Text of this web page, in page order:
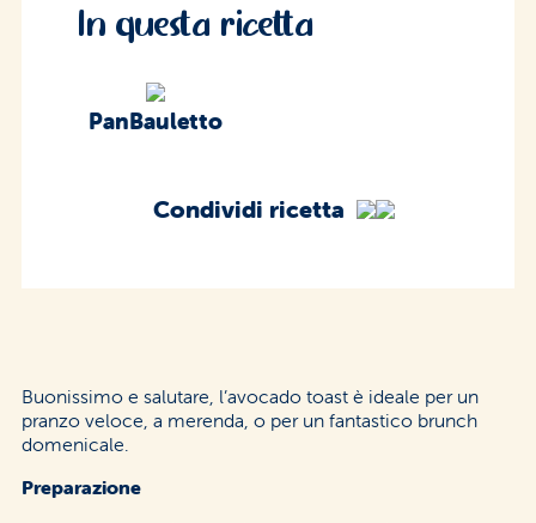
In questa ricetta
PanBauletto
Condividi ricetta
Buonissimo e salutare, l’avocado toast è ideale per un
pranzo veloce, a merenda, o per un fantastico brunch
domenicale.
Preparazione